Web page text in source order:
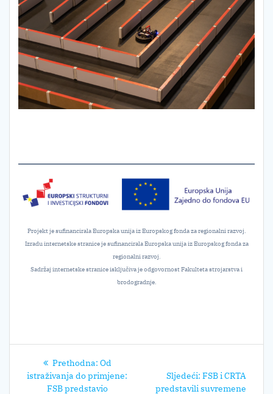
Projekt je sufinancirala Europska unija iz Europskog fonda za regionalni razvoj.
Izradu internetske stranice je sufinancirala Europska unija iz Europskog fonda za
regionalni razvoj.
Sadržaj internetske stranice isključiva je odgovornost Fakulteta strojarstva i
brodogradnje.
Navigacija
objava
Prethodna: Prethodni
post:
Od
istraživanja do primjene:
FSB predstavio
Sljedeći: Sljedeći
post:
FSB i CRTA
predstavili suvremene